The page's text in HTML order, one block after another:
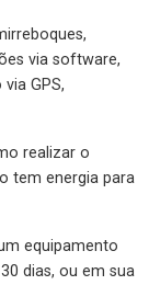
via software,
GPS,
realizar o
tem energia para
equipamento
dias, ou em sua